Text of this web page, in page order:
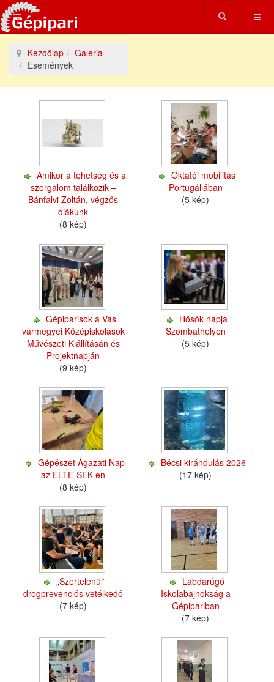
Kezdőlap
Galéria
Események
Amikor a tehetség és a
szorgalom találkozik –
Bánfalvi Zoltán, végzős
diákunk
(8 kép)
Oktatói mobilitás
Portugáliában
(5 kép)
Gépiparisok a Vas
vármegyei Középiskolások
Művészeti Kiállításán és
Projektnapján
(9 kép)
Hősök napja
Szombathelyen
(5 kép)
Gépészet Ágazati Nap
az ELTE-SEK-en
(8 kép)
Bécsi kirándulás 2026
(17 kép)
„Szertelenül”
drogprevenciós vetélkedő
(7 kép)
Labdarúgó
Iskolabajnokság a
Gépipariban
(7 kép)